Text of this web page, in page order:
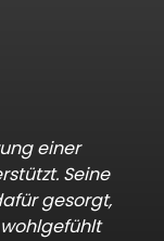
einer
Seine
gesorgt,